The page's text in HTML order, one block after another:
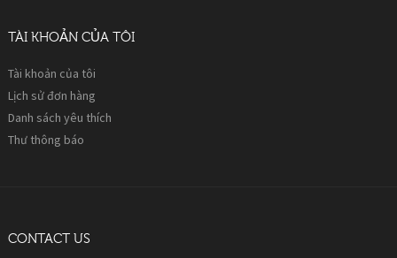
TÀI KHOẢN CỦA TÔI
Tài khoản của tôi
Lịch sử đơn hàng
Danh sách yêu thích
Thư thông báo
CONTACT US